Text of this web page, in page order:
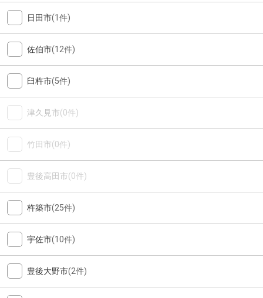
日田市(1件)
佐伯市(12件)
臼杵市(5件)
津久見市(0件)
竹田市(0件)
豊後高田市(0件)
杵築市(25件)
宇佐市(10件)
豊後大野市(2件)